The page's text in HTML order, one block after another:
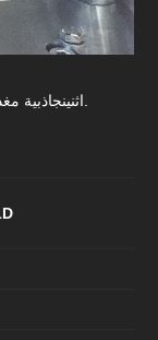
اثنينجاذبية